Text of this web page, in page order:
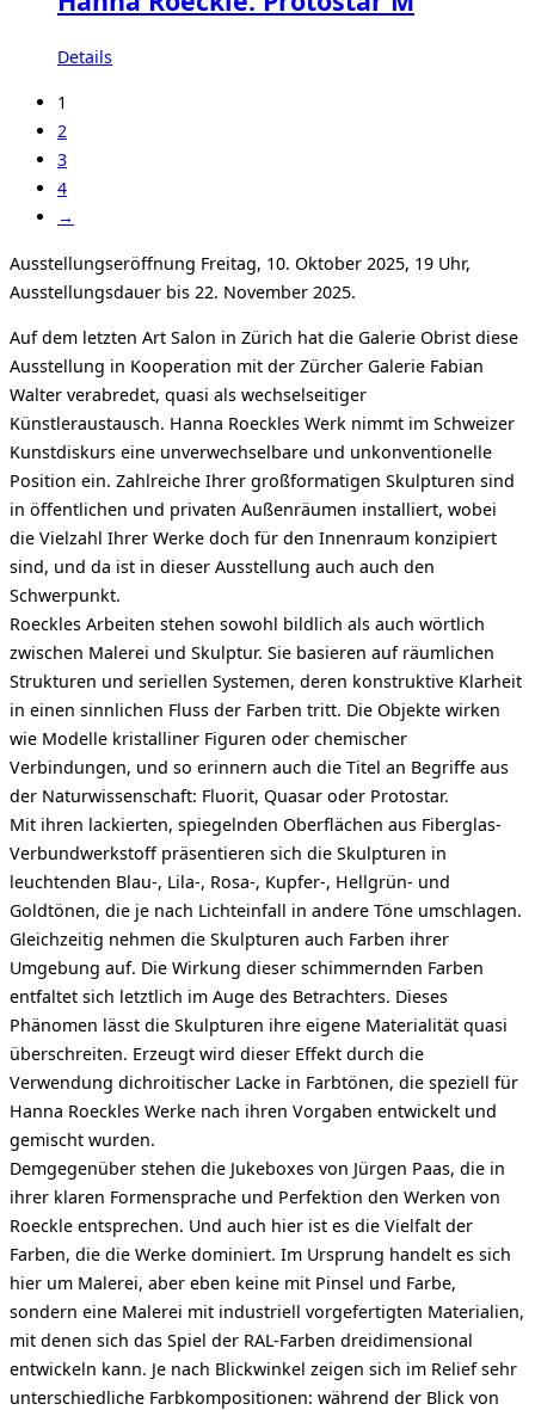
Details
1
2
3
4
→
Ausstellungseröffnung Freitag, 10. Oktober 2025, 19 Uhr,
Ausstellungsdauer bis 22. November 2025.
Auf dem letzten Art Salon in Zürich hat die Galerie Obrist diese
Ausstellung in Kooperation mit der Zürcher Galerie Fabian
Walter verabredet, quasi als wechselseitiger
Künstleraustausch. Hanna Roeckles Werk nimmt im Schweizer
Kunstdiskurs eine unverwechselbare und unkonventionelle
Position ein. Zahlreiche Ihrer großformatigen Skulpturen sind
in öffentlichen und privaten Außenräumen installiert, wobei
die Vielzahl Ihrer Werke doch für den Innenraum konzipiert
sind, und da ist in dieser Ausstellung auch auch den
Schwerpunkt.
Roeckles Arbeiten stehen sowohl bildlich als auch wörtlich
zwischen Malerei und Skulptur. Sie basieren auf räumlichen
Strukturen und seriellen Systemen, deren konstruktive Klarheit
in einen sinnlichen Fluss der Farben tritt. Die Objekte wirken
wie Modelle kristalliner Figuren oder chemischer
Verbindungen, und so erinnern auch die Titel an Begriffe aus
der Naturwissenschaft: Fluorit, Quasar oder Protostar.
Mit ihren lackierten, spiegelnden Oberflächen aus Fiberglas-
Verbundwerkstoff präsentieren sich die Skulpturen in
leuchtenden Blau-, Lila-, Rosa-, Kupfer-, Hellgrün- und
Goldtönen, die je nach Lichteinfall in andere Töne umschlagen.
Gleichzeitig nehmen die Skulpturen auch Farben ihrer
Umgebung auf. Die Wirkung dieser schimmernden Farben
entfaltet sich letztlich im Auge des Betrachters. Dieses
Phänomen lässt die Skulpturen ihre eigene Materialität quasi
überschreiten. Erzeugt wird dieser Effekt durch die
Verwendung dichroitischer Lacke in Farbtönen, die speziell für
Hanna Roeckles Werke nach ihren Vorgaben entwickelt und
gemischt wurden.
Demgegenüber stehen die Jukeboxes von Jürgen Paas, die in
ihrer klaren Formensprache und Perfektion den Werken von
Roeckle entsprechen. Und auch hier ist es die Vielfalt der
Farben, die die Werke dominiert. Im Ursprung handelt es sich
hier um Malerei, aber eben keine mit Pinsel und Farbe,
sondern eine Malerei mit industriell vorgefertigten Materialien,
mit denen sich das Spiel der RAL-Farben dreidimensional
entwickeln kann. Je nach Blickwinkel zeigen sich im Relief sehr
unterschiedliche Farbkompositionen: während der Blick von